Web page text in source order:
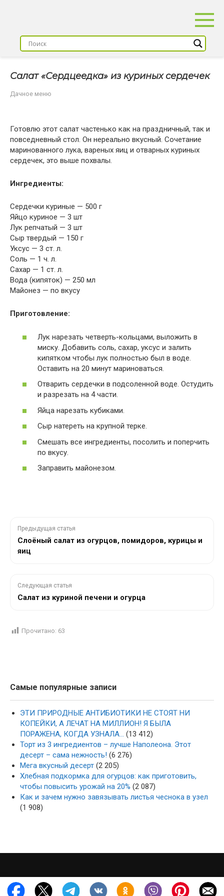
Салат «Сердцеедка» из куриных сердечек
Дачное меню
Готовлю этот салат частенько как на праздничный, так и
повседневный стол. Он нереально вкусный. Сочетание
маринованного лука, вареных яиц и отварных куриных
сердечек, это выше похвалы.
Ингредиенты:
Сердечки куриные — 500 г
Яйцо куриное — 3 шт
Лук репчатый — 3 шт
Сыр твердый — 150 г
Уксус — 3 ст. л.
Соль — 1 ч. л.
Сахар — 1 ст. л.
Вода (кипяток) — 250 мл
Майонез — по вкусу
Приготовление:
Лук нарезать четверть-кольцами, выложить в
миску. Добавить соль, сахар, уксус и залить
кипятком чтобы лук полностью был в воде.
Оставить на 20 минут мариноваться.
Отварить сердечки в подсоленной воде. Остудить
и разрезать на 4 части.
Яйца нарезать кубиками.
Сыр натереть на крупной терке.
Смешать все ингредиенты, посолить и поперчить
по вкусу.
Заправить майонезом.
Предыдущая статья
Слоёный салат из огурцов, помидоров, курицы и
яиц
Следующая статья
Салат из куриной печени и огурца
Прочитано: 63
Самые популярные записи
ЭТИ ПРИРОДНЫЕ АНТИБИОТИКИ НЕ СТОЯТ НИ
КОПЕЙКИ, А ЛЕЧАТ НА МИЛЛИОН! Я БЫЛА
ПОРАЖЕНА, КОГДА УЗНАЛА… (13 412)
Торт из 3 ингредиентов – лучше Наполеона. Этот
десерт – сама нежность! (6 276)
Мега вкусный десерт (2 205)
Хлебная подкормка для огурцов: как приготовить,
чтобы повысить урожай на 20% (2 087)
Как и зачем нужно завязывать листья чеснока в узел
(1 908)
· 2022-2026 · mysad-zagotovka.ru ·Карта сайта